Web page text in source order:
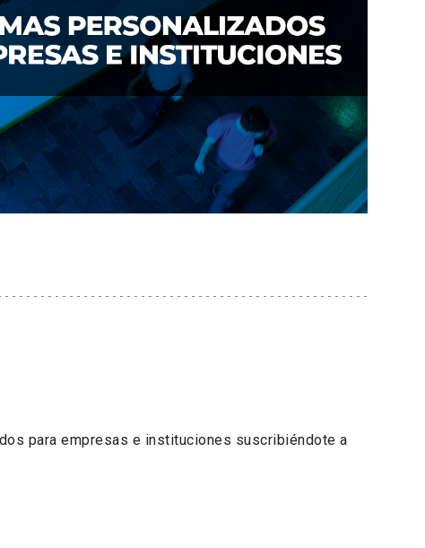
para empresas e instituciones suscribiéndote a